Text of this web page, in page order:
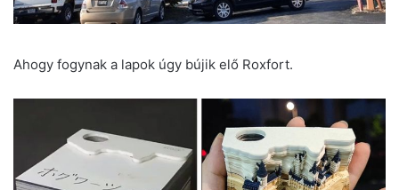
Ahogy fogynak a lapok úgy bújik elő Roxfort.